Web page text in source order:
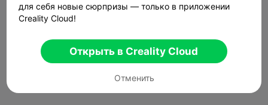
для себя новые сюрпризы — только в приложении
Creality Cloud!
Открыть в Creality Cloud
Отменить